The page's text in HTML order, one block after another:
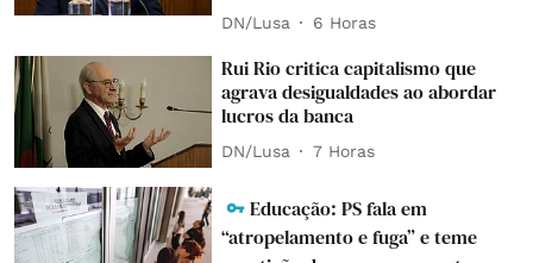
DN/Lusa 6 Horas
Rui Rio critica capitalismo que
agrava desigualdades ao abordar
lucros da banca
DN/Lusa 7 Horas
Educação: PS fala em
“atropelamento e fuga” e teme